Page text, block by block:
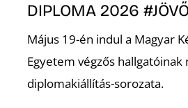
DIPLOMA 2026
Május 19-én indul a Magyar
Egyetem végzős hallgatóinak
diplomakiállítás-sorozata.